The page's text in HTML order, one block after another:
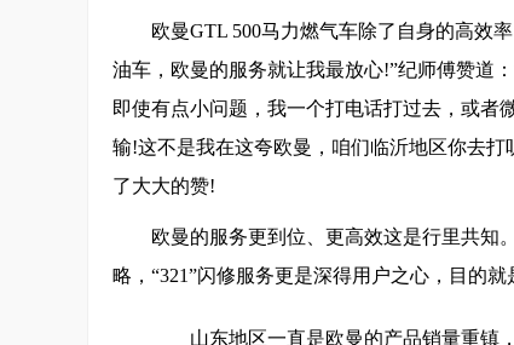
欧曼GTL 500马力燃气车除了自身的高效
油车，欧曼的服务就让我最放心!”纪师傅赞道
即使有点小问题，我一个打电话打过去，或者
输!这不是我在这夸欧曼，咱们临沂地区你去
了大大的赞!
欧曼的服务更到位、更高效这是行里共知
略，“321”闪修服务更是深得用户之心，目的
山东地区一直是欧曼的产品销量重镇，